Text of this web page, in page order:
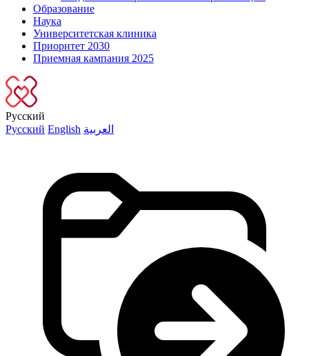
Образование
Наука
Университетская клиника
Приоритет 2030
Приемная кампания 2025
Русский
Русский English العربية